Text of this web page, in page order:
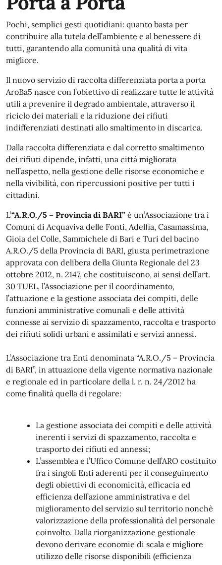
Pochi, semplici gesti quotidiani: quanto basta per
contribuire alla tutela dell’ambiente e al benessere di
tutti, garantendo alla comunità una qualità di vita
migliore.
Il nuovo servizio di raccolta differenziata porta a porta
AroBa5 nasce con l’obiettivo di realizzare tutte le attività
utili a prevenire il degrado ambientale, attraverso il
riciclo dei materiali e la riduzione dei rifiuti
indifferenziati destinati allo smaltimento in discarica.
Dalla raccolta differenziata e dal corretto smaltimento
dei rifiuti dipende, infatti, una città migliorata
nell’aspetto, nella gestione delle risorse economiche e
nella vivibilità, con ripercussioni positive per tutti i
cittadini.
L’“A.R.O./5 – Provincia di BARI” è un’Associazione tra i
Comuni di Acquaviva delle Fonti, Adelfia, Casamassima,
Gioia del Colle, Sammichele di Bari e Turi del bacino
A.R.O./5 della Provincia di BARI, giusta perimetrazione
approvata con delibera della Giunta Regionale del 23
ottobre 2012, n. 2147, che costituiscono, ai sensi dell’art.
30 TUEL, l’Associazione per il coordinamento,
l’attuazione e la gestione associata dei compiti, delle
funzioni amministrative comunali e delle attività
connesse ai servizio di spazzamento, raccolta e trasporto
dei rifiuti solidi urbani e assimilati e servizi annessi.
L’Associazione tra Enti denominata “A.R.O./5 – Provincia
di BARI”, in attuazione della vigente normativa nazionale
e regionale ed in particolare della l. r. n. 24/2012 ha
come finalità quella di regolare:
La gestione associata dei compiti e delle attività
inerenti i servizi di spazzamento, raccolta e
trasporto dei rifiuti ed annessi;
L’assemblea e l’Uffico Comune dell’ARO costituito
fra i singoli Enti aderenti per il conseguimento
degli obiettivi di economicità, efficacia ed
efficienza dell’azione amministrativa e del
miglioramento del servizio sul territorio nonchè
valorizzazione della professionalità del personale
coinvolto. Dalla riorganizzazione gestionale
devono derivare economie di scala e migliore
utilizzo delle risorse disponibili (efficienza